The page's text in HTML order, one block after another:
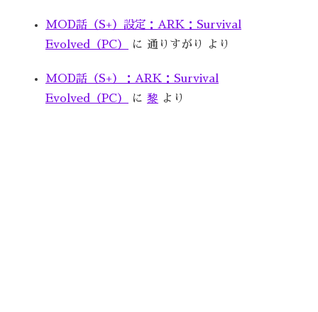
MOD話（S+）設定：ARK：Survival
Evolved（PC）
に 通りすがり より
MOD話（S+）：ARK：Survival
Evolved（PC）
に 黎 より